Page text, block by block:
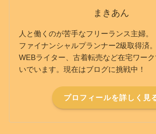
まきあん
人と働くのが苦手なフリーランス主婦。
ファイナンシャルプランナー2級取得済。
WEBライター、古着転売など在宅ワー
いでいます。現在はブログに挑戦中！
プロフィールを詳しく見